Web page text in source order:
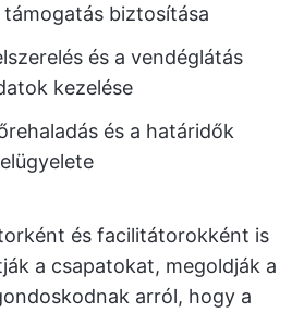
biztosítása
és a vendéglátás
kezelése
és a határidők
és facilitátorokként is
a csapatokat, megoldják a
arról, hogy a